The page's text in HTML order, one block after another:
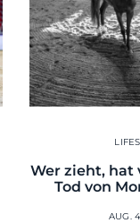
Wer zieht, hat
Tod von
AUG.